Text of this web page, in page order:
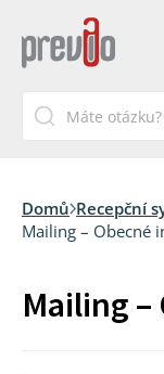
Domů Recepční
Mailing – Obecné
Mailing